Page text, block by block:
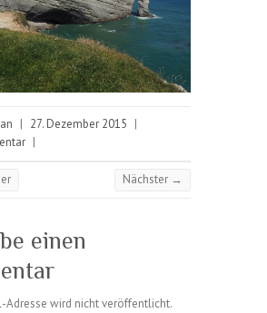
| 27. Dezember 2015 |
|
Nächster →
einen
Adresse wird nicht veröffentlicht.